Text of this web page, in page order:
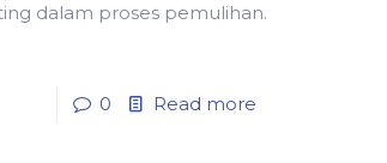
dalam proses pemulihan.
0 Read more